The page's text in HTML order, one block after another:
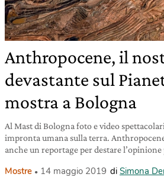
Anthropocene, il
devastante sul
mostra a Bologna
Al Mast di Bologna foto e video
impronta umana sulla terra.
anche un reportage per destare l’opinione
Mostre 14 maggio 2019 di Simona